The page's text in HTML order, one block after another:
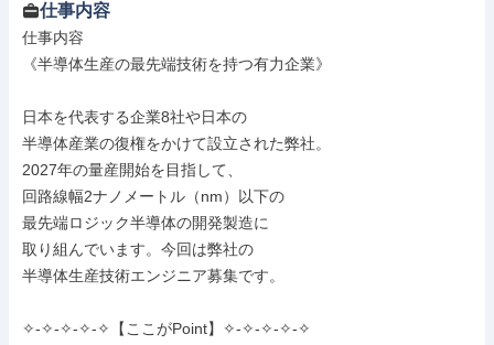
仕事内容
仕事内容
《半導体生産の最先端技術を持つ有力企業》
日本を代表する企業8社や日本の
半導体産業の復権をかけて設立された弊社。
2027年の量産開始を目指して、
回路線幅2ナノメートル（nm）以下の
最先端ロジック半導体の開発製造に
取り組んでいます。今回は弊社の
半導体生産技術エンジニア募集です。
✧-✧-✧-✧-✧【ここがPoint】✧-✧-✧-✧-✧